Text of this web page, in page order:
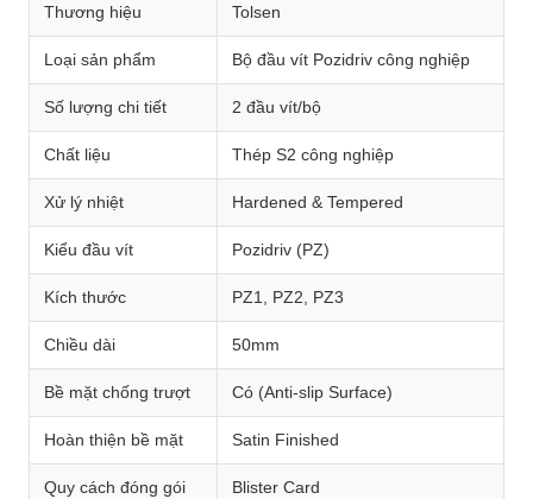
Thương hiệu Tolsen
Loại sản phẩm Bộ đầu vít Pozidriv công nghiệp
Số lượng chi tiết 2 đầu vít/bộ
Chất liệu Thép S2 công nghiệp
Xử lý nhiệt Hardened & Tempered
Kiểu đầu vít Pozidriv (PZ)
Kích thước PZ1, PZ2, PZ3
Chiều dài 50mm
Bề mặt chống trượt Có (Anti-slip Surface)
Hoàn thiện bề mặt Satin Finished
Quy cách đóng gói Blister Card